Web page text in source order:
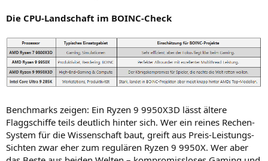
Die CPU-Landschaft im BOINC-Check
Benchmarks zeigen: Ein Ryzen 9 9950X3D lässt ältere
Flaggschiffe teils deutlich hinter sich. Wer ein reines Rechen-
System für die Wissenschaft baut, greift aus Preis-Leistungs-
Sichten zwar eher zum regulären Ryzen 9 9950X. Wer aber